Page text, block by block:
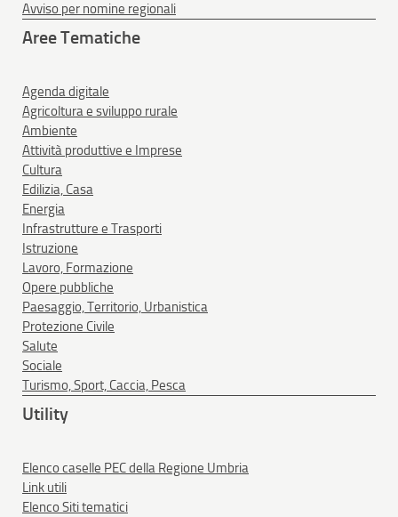
Avviso per nomine regionali
Aree Tematiche
Agenda digitale
Agricoltura e sviluppo rurale
Ambiente
Attività produttive e Imprese
Cultura
Edilizia, Casa
Energia
Infrastrutture e Trasporti
Istruzione
Lavoro, Formazione
Opere pubbliche
Paesaggio, Territorio, Urbanistica
Protezione Civile
Salute
Sociale
Turismo, Sport, Caccia, Pesca
Utility
Elenco caselle PEC della Regione Umbria
Link utili
Elenco Siti tematici